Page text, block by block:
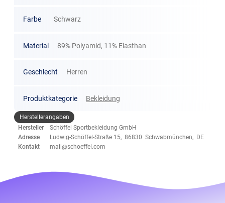
Farbe Schwarz
Material 89% Polyamid, 11% Elasthan
Geschlecht Herren
Produktkategorie Bekleidung
Herstellerangaben
Hersteller
Schöffel Sportbekleidung GmbH
Adresse
Ludwig-Schöffel-Straße 15, 86830 Schwabmünchen, DE
Kontakt
mail@schoeffel.com